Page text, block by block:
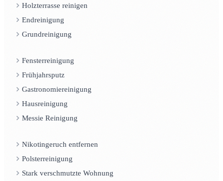
Holzterrasse reinigen
Endreinigung
Grundreinigung
Fensterreinigung
Frühjahrsputz
Gastronomiereinigung
Hausreinigung
Messie Reinigung
Nikotingeruch entfernen
Polsterreinigung
Stark verschmutzte Wohnung